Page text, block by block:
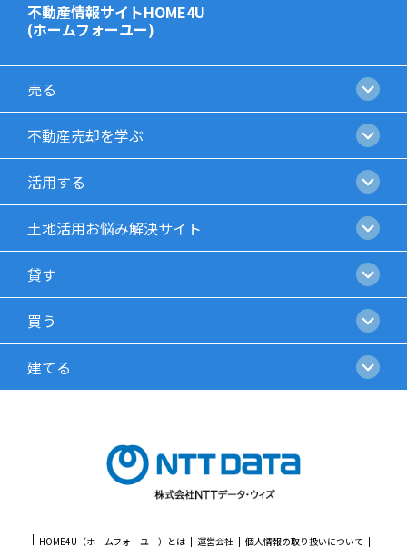
不動産情報サイトHOME4U
(ホームフォーユー)
売る
不動産売却を学ぶ
活用する
土地活用お悩み解決サイト
貸す
買う
建てる
HOME4U（ホームフォーユー）とは 運営会社 個人情報の取り扱いについて